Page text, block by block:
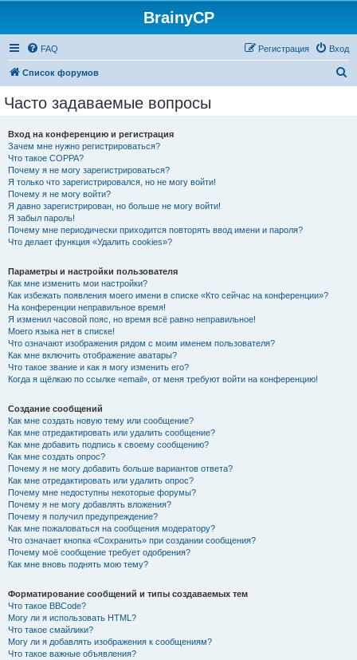
BrainyCP
FAQ Вход
Регистрация
Список форумов
Часто задаваемые вопросы
Вход на конференцию и регистрация
Зачем мне нужно регистрироваться?
Что такое COPPA?
Почему я не могу зарегистрироваться?
Я только что зарегистрировался, но не могу войти!
Почему я не могу войти?
Я давно зарегистрирован, но больше не могу войти!
Я забыл пароль!
Почему мне периодически приходится повторять ввод имени и пароля?
Что делает функция «Удалить cookies»?
Параметры и настройки пользователя
Как мне изменить мои настройки?
Как избежать появления моего имени в списке «Кто сейчас на конференции»?
На конференции неправильное время!
Я изменил часовой пояс, но время всё равно неправильное!
Моего языка нет в списке!
Что означают изображения рядом с моим именем пользователя?
Как мне включить отображение аватары?
Что такое звание и как я могу изменить его?
Когда я щёлкаю по ссылке «email», от меня требуют войти на конференцию!
Создание сообщений
Как мне создать новую тему или сообщение?
Как мне отредактировать или удалить сообщение?
Как мне добавить подпись к своему сообщению?
Как мне создать опрос?
Почему я не могу добавить больше вариантов ответа?
Как мне отредактировать или удалить опрос?
Почему мне недоступны некоторые форумы?
Почему я не могу добавлять вложения?
Почему я получил предупреждение?
Как мне пожаловаться на сообщения модератору?
Что означает кнопка «Сохранить» при создании сообщения?
Почему моё сообщение требует одобрения?
Как мне вновь поднять мою тему?
Форматирование сообщений и типы создаваемых тем
Что такое BBCode?
Могу ли я использовать HTML?
Что такое смайлики?
Могу ли я добавлять изображения к сообщениям?
Что такое важные объявления?